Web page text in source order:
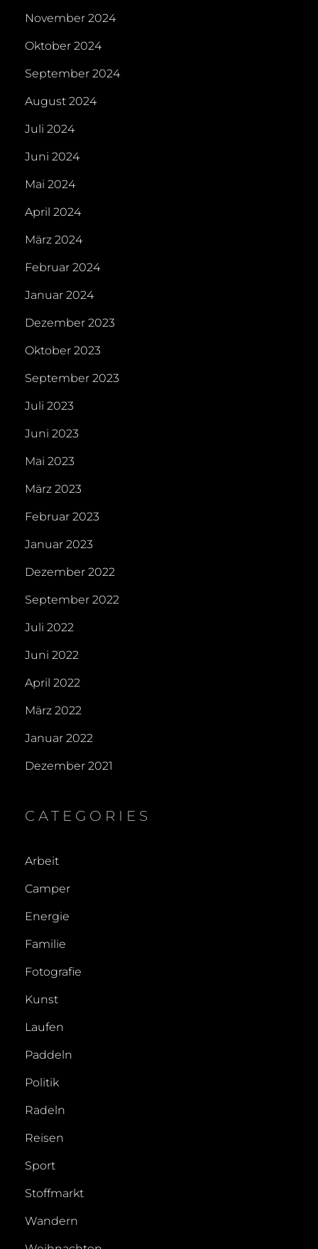
November 2024
Oktober 2024
September 2024
August 2024
Juli 2024
Juni 2024
Mai 2024
April 2024
März 2024
Februar 2024
Januar 2024
Dezember 2023
Oktober 2023
September 2023
Juli 2023
Juni 2023
Mai 2023
März 2023
Februar 2023
Januar 2023
Dezember 2022
September 2022
Juli 2022
Juni 2022
April 2022
März 2022
Januar 2022
Dezember 2021
CATEGORIES
Arbeit
Camper
Energie
Familie
Fotografie
Kunst
Laufen
Paddeln
Politik
Radeln
Reisen
Sport
Stoffmarkt
Wandern